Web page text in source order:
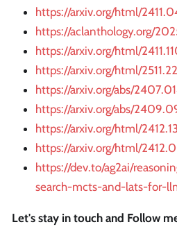
https://arxiv.org/html/
https://aclanthology.org/
https://arxiv.org/html/
https://arxiv.org/html/
https://arxiv.org/abs/
https://arxiv.org/abs/
https://arxiv.org/html/
https://arxiv.org/html/
https://dev.to/ag2ai/
search-mcts-and-lats-for-
Let's stay in touch and Follow